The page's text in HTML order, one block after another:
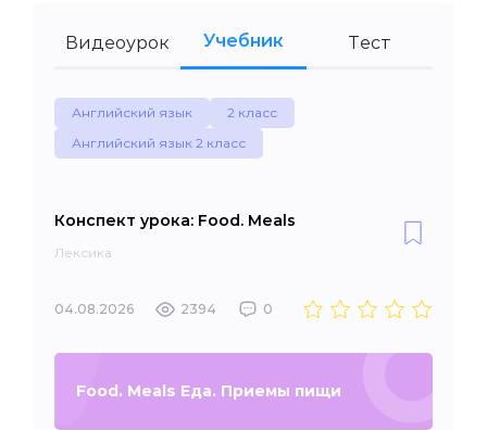
Видеоурок Учебник Тест
Английский язык
2 класс
Английский язык 2 класс
Конспект урока: Food. Meals
Лексика
04.08.2026 2394 0
Food. Meals Еда. Приемы пищи